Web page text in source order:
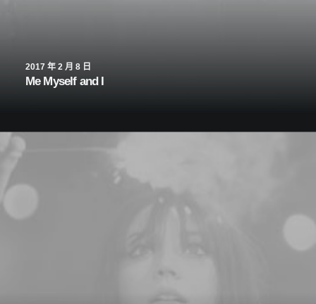
2017 年 2 月 8 日
Me Myself and I